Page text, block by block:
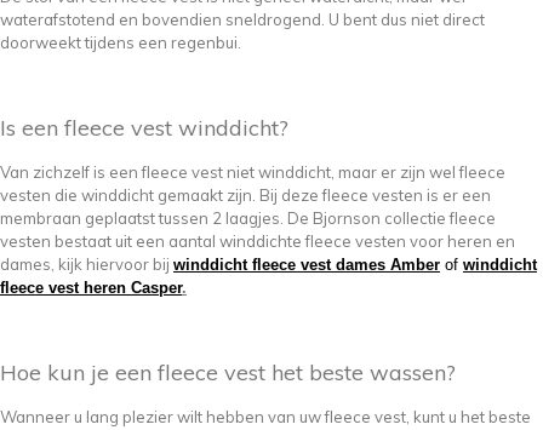
waterafstotend en bovendien sneldrogend. U bent dus niet direct
doorweekt tijdens een regenbui.
Is een fleece vest winddicht?
Van zichzelf is een fleece vest niet winddicht, maar er zijn wel fleece
vesten die winddicht gemaakt zijn. Bij deze fleece vesten is er een
membraan geplaatst tussen 2 laagjes. De Bjornson collectie fleece
vesten bestaat uit een aantal winddichte fleece vesten voor heren en
dames, kijk hiervoor bij winddicht fleece vest dames Amber of winddicht
fleece vest heren Casper.
Hoe kun je een fleece vest het beste wassen?
Wanneer u lang plezier wilt hebben van uw fleece vest, kunt u het beste